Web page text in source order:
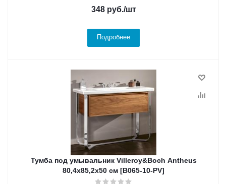
348руб./шт
Подробнее
Тумба под умывальник Villeroy&Boch Antheus
80,4x85,2x50 см [B065-10-PV]